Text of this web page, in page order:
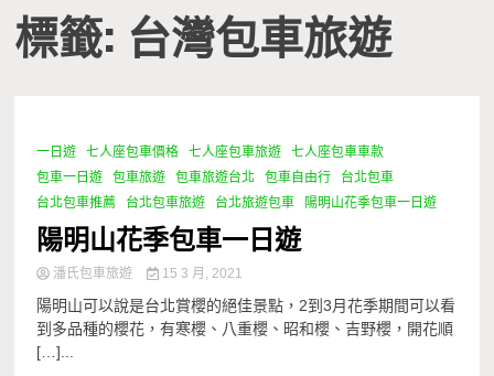
標籤: 台灣包車旅遊
0 Minutes
一日遊 七人座包車價格 七人座包車旅遊
七人座包車車款
包車一日遊
包車旅遊 包車旅遊台北 包車自由行
台北包車
台北包車推薦
台北包車旅遊 台北旅遊包車 陽明山花季包車一日遊
陽明山花季包車一日遊
潘氏包車旅遊 15 3 月, 2021
陽明山可以說是台北賞櫻的絕佳景點，2到3月花季期間可以看
到多品種的櫻花，有寒櫻、八重櫻、昭和櫻、吉野櫻，開花順
[…]...